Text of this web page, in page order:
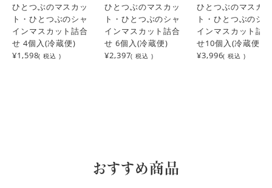
ひとつぶのマスカッ
ト・ひとつぶのシャ
インマスカット詰合
せ 4個入(冷蔵便)
¥1,598( 税込 )
ひとつぶのマスカッ
ト・ひとつぶのシャ
インマスカット詰合
せ 6個入(冷蔵便)
¥2,397( 税込 )
ひとつぶのマスカ
ト・ひとつぶのシ
インマスカット詰
せ10個入(冷蔵便)
¥3,996( 税込 )
おすすめ商品